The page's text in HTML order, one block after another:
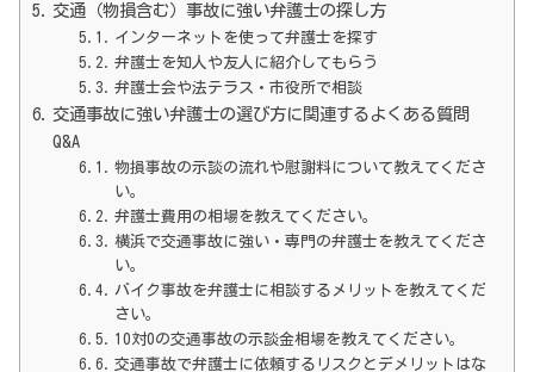
交通（物損含む）事故に強い弁護士の探し方
インターネットを使って弁護士を探す
弁護士を知人や友人に紹介してもらう
弁護士会や法テラス・市役所で相談
交通事故に強い弁護士の選び方に関連するよくある質問
Q&A
物損事故の示談の流れや慰謝料について教えてくださ
い。
弁護士費用の相場を教えてください。
横浜で交通事故に強い・専門の弁護士を教えてくださ
い。
バイク事故を弁護士に相談するメリットを教えてくだ
さい。
10対0の交通事故の示談金相場を教えてください。
交通事故で弁護士に依頼するリスクとデメリットはな